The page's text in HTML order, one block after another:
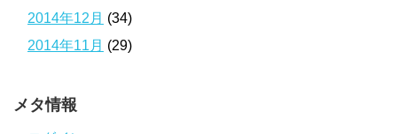
2014年12月 (34)
2014年11月 (29)
メタ情報